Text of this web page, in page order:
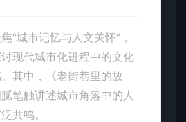
“城市记忆与人文关怀”，
现代城市化进程中的文化
其中，《老街巷里的故
笔触讲述城市角落中的人
共鸣。